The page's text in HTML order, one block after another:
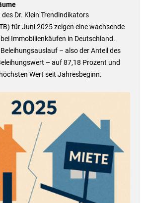
Dr. Klein Trendindikators
für Juni 2025 zeigen eine wachsende
Immobilienkäufen in Deutschland.
– also der Anteil des
– auf 87,18 Prozent und
Wert seit Jahresbeginn.